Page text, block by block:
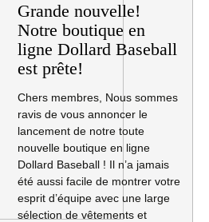
Grande nouvelle!
Notre boutique en
ligne Dollard Baseball
est prête!
Chers membres, Nous sommes
ravis de vous annoncer le
lancement de notre toute
nouvelle boutique en ligne
Dollard Baseball ! Il n’a jamais
été aussi facile de montrer votre
esprit d’équipe avec une large
sélection de vêtements et